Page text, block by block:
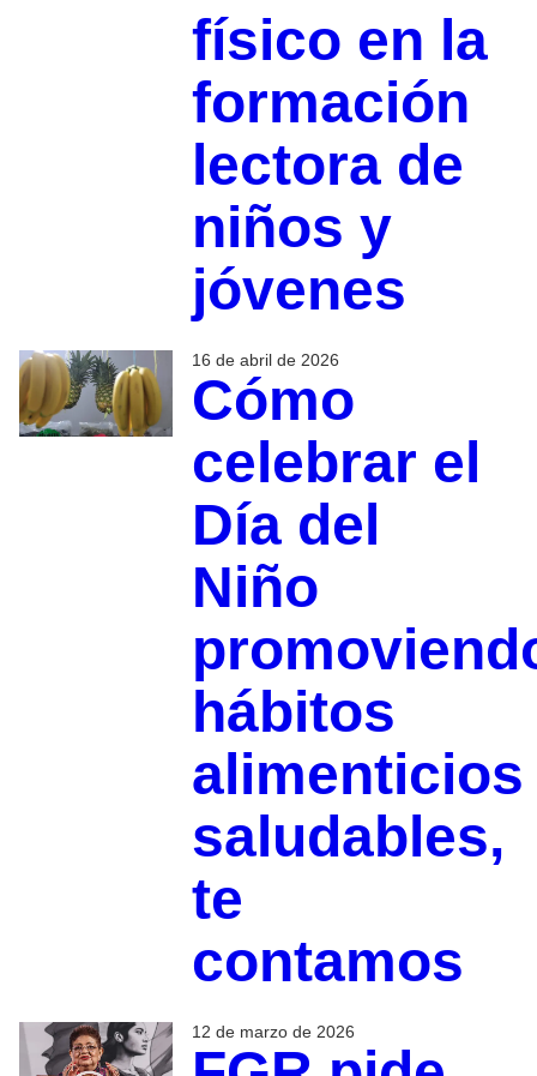
físico en la
formación
lectora de
niños y
jóvenes
16 de abril de 2026
Cómo
celebrar el
Día del
Niño
hábitos
alimenticios
saludables,
te
contamos
12 de marzo de 2026